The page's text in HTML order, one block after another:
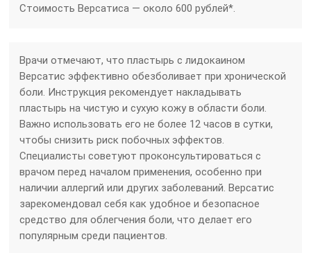
Стоимость Версатиса — около 600 рублей*.
Врачи отмечают, что пластырь с лидокаином
Версатис эффективно обезболивает при хронической
боли. Инструкция рекомендует накладывать
пластырь на чистую и сухую кожу в области боли.
Важно использовать его не более 12 часов в сутки,
чтобы снизить риск побочных эффектов.
Специалисты советуют проконсультироваться с
врачом перед началом применения, особенно при
наличии аллергий или других заболеваний. Версатис
зарекомендовал себя как удобное и безопасное
средство для облегчения боли, что делает его
популярным среди пациентов.